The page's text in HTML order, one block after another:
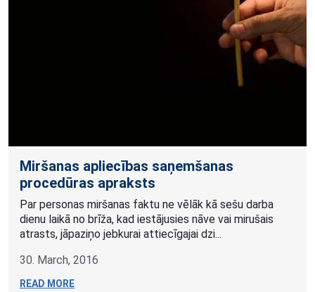
Miršanas apliecības saņemšanas
procedūras apraksts
Par personas miršanas faktu ne vēlāk kā sešu darba
dienu laikā no brīža, kad iestājusies nāve vai mirušais
atrasts, jāpaziņo jebkurai attiecīgajai dzi...
30. March, 2016
READ MORE